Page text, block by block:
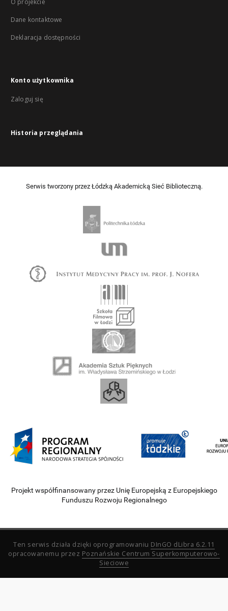
O projekcie
Dane kontaktowe
Deklaracja dostępności
Konto użytkownika
Zaloguj się
Historia przeglądania
Serwis tworzony przez Łódzką Akademicką Sieć Biblioteczną.
Projekt współfinansowany przez Unię Europejską z Europejskiego
Funduszu Rozwoju Regionalnego
Ten serwis działa dzięki oprogramowaniu DInGO dLibra 6.2.11
opracowanemu przez Poznańskie Centrum Superkomputerowo-
Sieciowe